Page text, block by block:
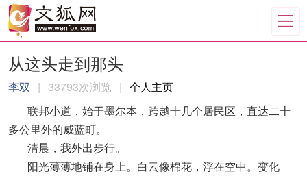
从这头走到那头
李双 | 33793次浏览 | 个人主页
联邦小道，始于墨尔本，跨越十几个居民区，直达二十
多公里外的威蓝町。
清晨，我外出步行。
阳光薄薄地铺在身上。白云像棉花，浮在空中。变化